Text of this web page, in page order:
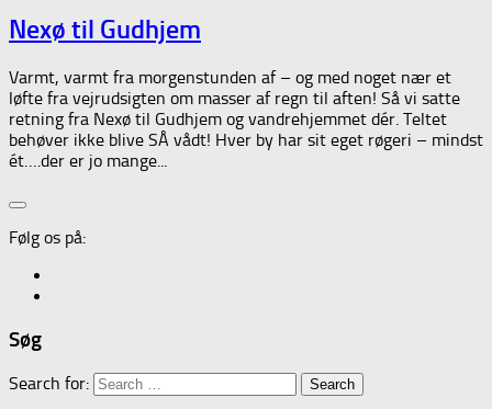
Nexø til Gudhjem
Varmt, varmt fra morgenstunden af – og med noget nær et
løfte fra vejrudsigten om masser af regn til aften! Så vi satte
retning fra Nexø til Gudhjem og vandrehjemmet dér. Teltet
behøver ikke blive SÅ vådt! Hver by har sit eget røgeri – mindst
ét….der er jo mange...
Følg os på:
Søg
Search for: